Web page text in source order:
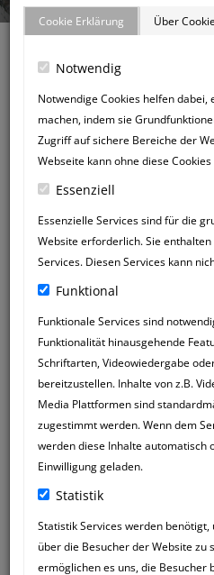
Cookie Erklärung Über
Notwendig
Notwendige Cookies helfen dabei,
machen, indem sie
Zugriff auf sichere Bereiche der
Webseite kann ohne diese
Essenziell
Essenzielle Services sind für die
Website erforderlich. Sie
Services. Diesen Services kann
Funktional
Funktionale Services sind
Funktionalität hinausgehende
Schriftarten, Videowiedergabe
bereitzustellen. Inhalte von z.B.
Media Plattformen sind
zugestimmt werden. Wenn dem
werden diese Inhalte automatisch
Einwilligung geladen.
Statistik
Statistik Services werden
über die Besucher der Website zu
ermöglichen es uns, die Besucher
NEUER
Zurück zum Gästebuch